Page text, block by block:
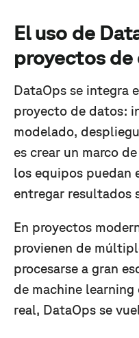
El uso de
proyectos de
DataOps se integra
proyecto de datos:
modelado,
es crear un marco
los equipos puedan
entregar resultados
En proyectos
provienen de
procesarse a gran
de machine
real, DataOps se